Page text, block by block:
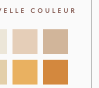
COULEUR